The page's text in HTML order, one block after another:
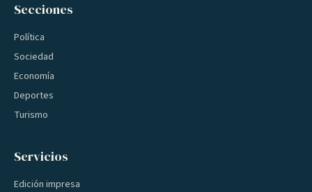
Secciones
Política
Sociedad
Economía
Deportes
Turismo
Servicios
Edición impresa